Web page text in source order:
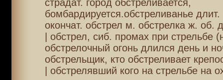
страдат. город обстреливается,
бомбардируется.обстреливанье длит.
окончат. обстрел м. обстрелка ж. об.
| обстрел, сиб. промах при стрельбе
обстрелочный огонь длился день и
обстрельщик, кто обстреливает
| обстрелявший кого на стрельбе на